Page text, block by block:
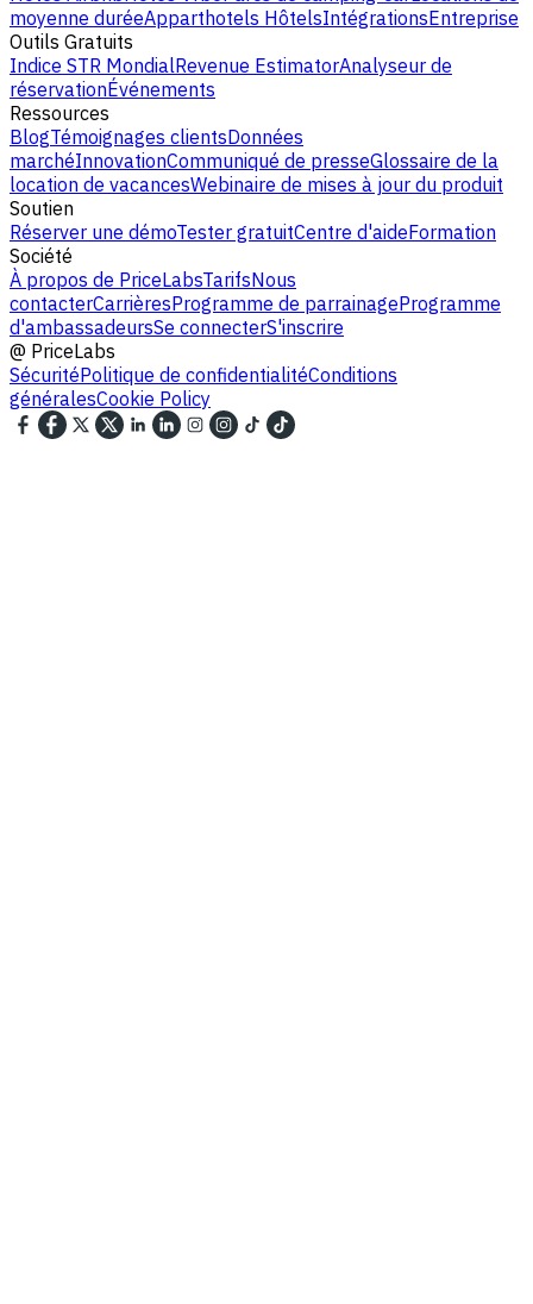
moyenne duréeApparthotels HôtelsIntégrationsEntreprise
Outils Gratuits
Indice STR MondialRevenue EstimatorAnalyseur de
réservationÉvénements
Ressources
BlogTémoignages clientsDonnées
marchéInnovationCommuniqué de presseGlossaire de la
location de vacancesWebinaire de mises à jour du produit
Soutien
Réserver une démoTester gratuitCentre d'aideFormation
Société
À propos de PriceLabsTarifsNous
contacterCarrièresProgramme de parrainageProgramme
d'ambassadeursSe connecterS'inscrire
@ PriceLabs
SécuritéPolitique de confidentialitéConditions
généralesCookie Policy